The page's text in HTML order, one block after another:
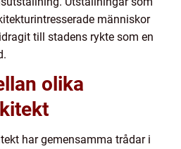
människor
till stadens rykte som en
olika
har gemensamma trådar i